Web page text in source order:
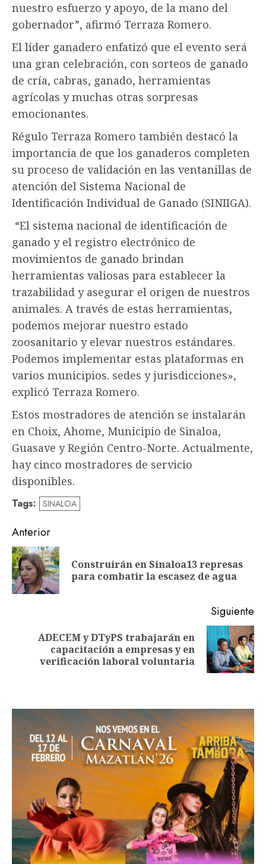
nuestro esfuerzo y apoyo, de la mano del
gobernador”, afirmó Terraza Romero.
El líder ganadero enfatizó que el evento será
una gran celebración, con sorteos de ganado
de cría, cabras, ganado, herramientas
agrícolas y muchas otras sorpresas
emocionantes.
Régulo Terraza Romero también destacó la
importancia de que los ganaderos completen
su proceso de validación en las ventanillas de
atención del Sistema Nacional de
Identificación Individual de Ganado (SINIIGA).
“El sistema nacional de identificación de
ganado y el registro electrónico de
movimientos de ganado brindan
herramientas valiosas para establecer la
trazabilidad y asegurar el origen de nuestros
animales. A través de estas herramientas,
podemos mejorar nuestro estado
zoosanitario y elevar nuestros estándares.
Podemos implementar estas plataformas en
varios municipios. sedes y jurisdicciones»,
explicó Terraza Romero.
Estos mostradores de atención se instalarán
en Choix, Ahome, Municipio de Sinaloa,
Guasave y Región Centro-Norte. Actualmente,
hay cinco mostradores de servicio
disponibles.
Tags: SINALOA
Navegación
de
entradas
Anterior
Construirán en Sinaloa13 represas
para combatir la escasez de agua
Siguiente
Siguiente
entrada:
ADECEM y DTyPS trabajarán en
capacitación a empresas y en
verificación laboral voluntaria